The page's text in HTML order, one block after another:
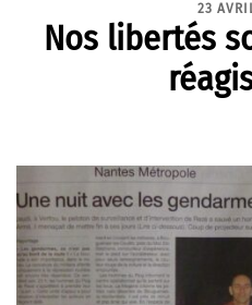
23
Nos libertés